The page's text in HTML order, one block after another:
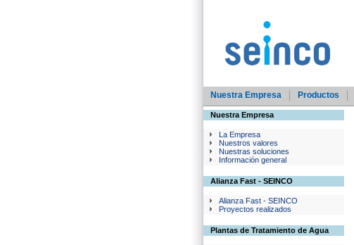
Nuestra Empresa Productos
Nuestra Empresa
La Empresa
Nuestros valores
Nuestras soluciones
Información general
Alianza Fast - SEINCO
Alianza Fast - SEINCO
Proyectos realizados
Plantas de Tratamiento de Agua